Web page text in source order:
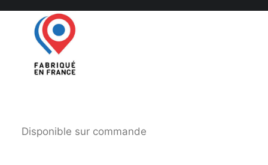
Disponible sur commande